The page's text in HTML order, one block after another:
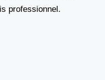
professionnel.